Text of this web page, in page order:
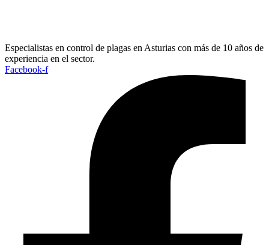
Especialistas en control de plagas en Asturias con más de 10 años de
experiencia en el sector.
Facebook-f